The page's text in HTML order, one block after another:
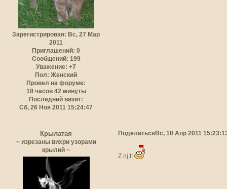
Зарегистрирован: Вс, 27 Мар
2011
Приглашений: 0
Сообщений: 199
Уважение: +7
Пол: Женский
Провел на форуме:
18 часов 42 минуты
Последний визит:
Сб, 26 Ноя 2011 15:24:47
Поделиться Вс, 10 Апр 2011
Крылатая
~ изрезаны вихри узорами
крылий ~
Z nj;t!